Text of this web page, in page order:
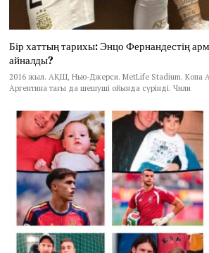
Бір хаттың тарихы: Энцо Фернандестің
айналды?
2016 жыл. АҚШ, Нью-Джерси. MetLife Stadium. Копа
Аргентина тағы да шешуші ойында сүрінді. Чили